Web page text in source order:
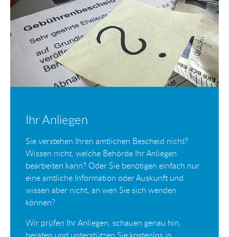
Ihr Anliegen
Sie verstehen Ihren amtlichen Bescheid nicht?
Wissen nicht, welche Behörde Ihr Anliegen
bearbeiten kann? Oder Sie benötigen einfach nur
eine amtliche Information oder Auskunft und
wissen aber nicht, an wen Sie sich wenden
können?
Wir prüfen Ihr Anliegen, schauen genau hin,